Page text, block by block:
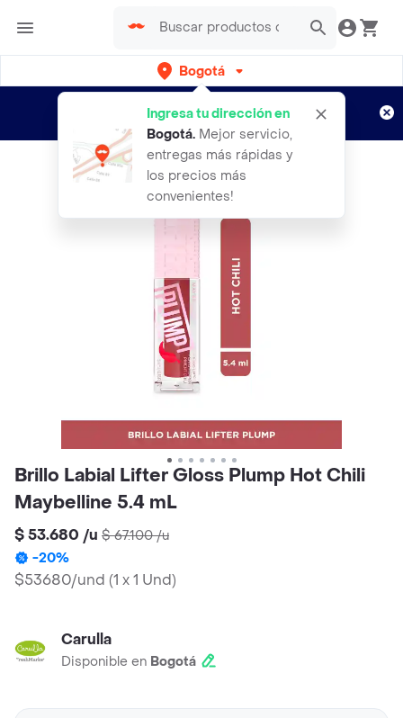
Bogotá
Ingresa tu dirección en
Bogotá. Mejor servicio,
entregas más rápidas y
los precios más
convenientes!
envíos gratis por semanas
Aplican TyC
Brillo Labial Lifter Gloss Plump Hot Chili
Maybelline 5.4 mL
$ 53.680 /u $ 67.100/u
-20%
$53680/und (1 x 1 Und)
Carulla
Disponible en Bogotá